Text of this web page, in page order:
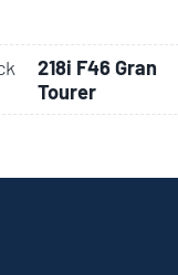
218i F46 Gran
Tourer